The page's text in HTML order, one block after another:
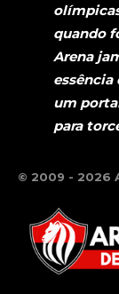
quando
Arena
essência
um
para
© 2009 - 2026